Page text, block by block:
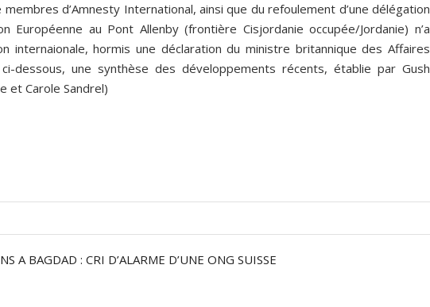
d’Amnesty International, ainsi que du refoulement d’une délégation
Européenne au Pont Allenby (frontière Cisjordanie occupée/Jordanie) n’a
internaionale, hormis une déclaration du ministre britannique des Affaires
dessous, une synthèse des développements récents, établie par Gush
et Carole Sandrel)
A BAGDAD : CRI D’ALARME D’UNE ONG SUISSE